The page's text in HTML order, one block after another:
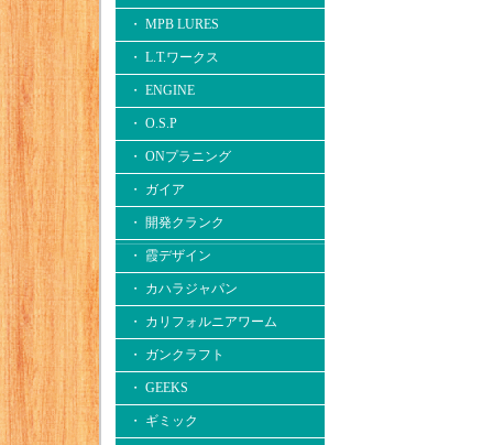
・ MPB LURES
・ L.T.ワークス
・ ENGINE
・ O.S.P
・ ONプラニング
・ ガイア
・ 開発クランク
・ 霞デザイン
・ カハラジャパン
・ カリフォルニアワーム
・ ガンクラフト
・ GEEKS
・ ギミック